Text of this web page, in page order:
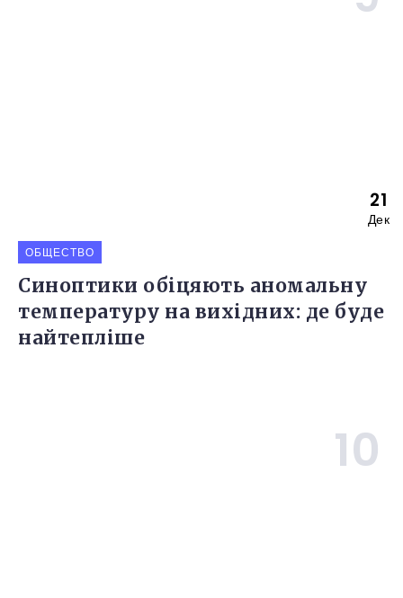
21
Дек
ОБЩЕСТВО
Синоптики обіцяють аномальну
температуру на вихідних: де буде
найтепліше